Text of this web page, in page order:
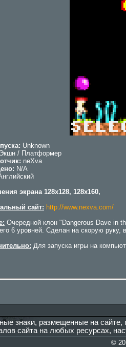
Unknown
Экшн / Платформер
neXva
N/A
экрана 128x128, 128x160,
сайт: http://www.nexva.com/
Очередной клон "Dangerous Dave in
6 уровней. Сделан на скорую
Для запуска игры на
знаки, размещенные на
сайта на любых ресурсах,
©